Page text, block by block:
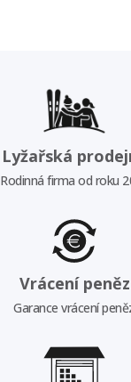
Lyžařská
Rodinná firma od roku
Vrácení peněz
Garance vrácení